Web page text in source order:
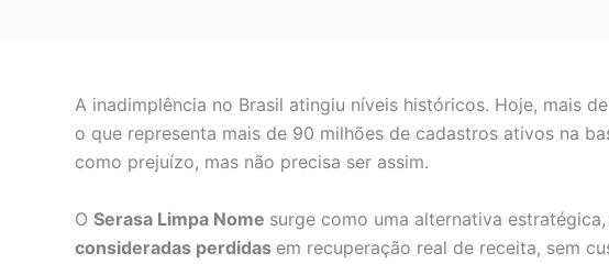
A inadimplência no Brasil atingiu níveis históricos. Hoje, mais de
o que representa mais de 90 milhões de cadastros ativos na
como prejuízo, mas não precisa ser assim.
O Serasa Limpa Nome surge como uma alternativa
consideradas perdidas em recuperação real de receita, sem